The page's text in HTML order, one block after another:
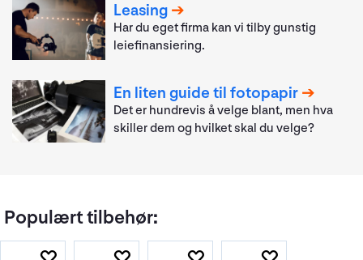
Leasing
Har du eget firma kan vi tilby gunstig
leiefinansiering.
En liten guide til fotopapir
Det er hundrevis å velge blant, men hva
skiller dem og hvilket skal du velge?
Populært tilbehør: